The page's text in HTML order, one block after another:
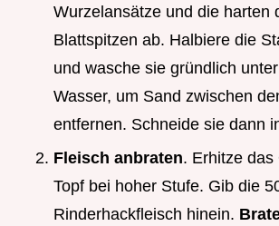
Wurzelansätze und die harten
Blattspitzen ab. Halbiere die
und wasche sie gründlich
Wasser, um Sand zwischen
entfernen. Schneide sie dann
Fleisch anbraten. Erhitze das
Topf bei hoher Stufe. Gib die
Rinderhackfleisch hinein.